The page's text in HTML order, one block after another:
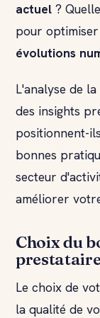
actuel ?
pour
évolutions
L'analyse de
des insights
positionnent-
bonnes
secteur
améliorer
Choix du
prestataire
Le choix de
la qualité de